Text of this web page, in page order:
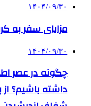
۱۴۰۴/۰۹/۳۰
مزایای سفر به
۱۴۰۴/۰۹/۳۰
چگونه در عصر
داشته باشیم؟ از